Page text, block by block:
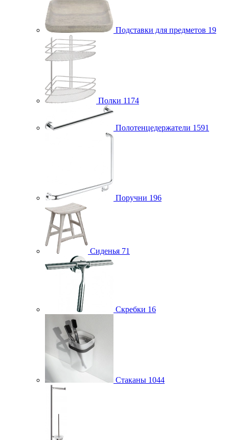
Подставки для предметов 19
Полки 1174
Полотенцедержатели 1591
Поручни 196
Сиденья 71
Скребки 16
Стаканы 1044